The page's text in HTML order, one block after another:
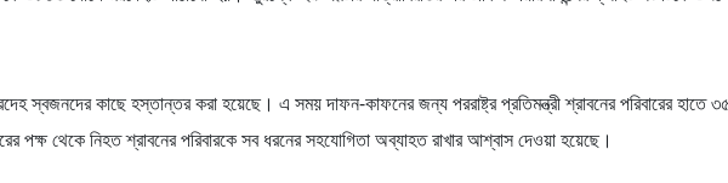
স্বজনদের কাছে হস্তান্তর করা হয়েছে। এ সময় দাফন-কাফনের জন্য পররাষ্ট্র প্রতিমন্ত্রী শ্রাবনের পরিবারের হাতে
পক্ষ থেকে নিহত শ্রাবনের পরিবারকে সব ধরনের সহযোগিতা অব্যাহত রাখার আশ্বাস দেওয়া হয়েছে।